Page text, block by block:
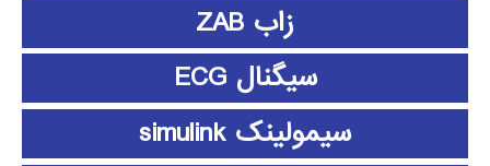
زاب ZAB
سیگنال ECG
سیمولینک simulink